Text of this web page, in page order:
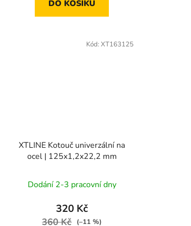
DO KOŠÍKU
XTLINE Kotouč univerzální na
ocel | 125x1,2x22,2 mm
Dodání 2-3 pracovní dny
320 Kč
360 Kč (–11 %)
Kód: XT163125